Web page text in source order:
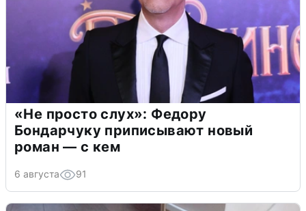
«Не просто слух»: Федору
Бондарчуку приписывают новый
роман — с кем
6 августа 91